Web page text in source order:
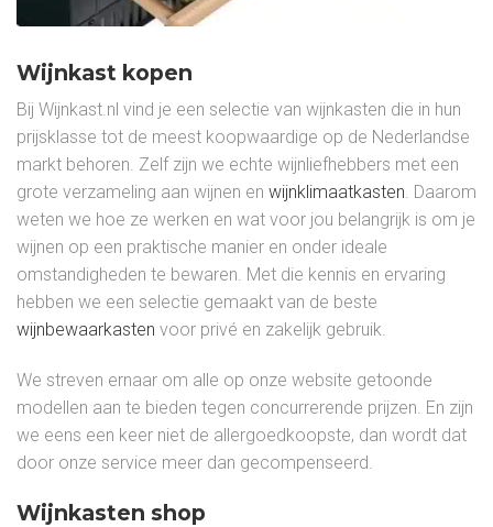
Wijnkast kopen
Bij Wijnkast.nl vind je een selectie van wijnkasten die in hun
prijsklasse tot de meest koopwaardige op de Nederlandse
markt behoren. Zelf zijn we echte wijnliefhebbers met een
grote verzameling aan wijnen en wijnklimaatkasten. Daarom
weten we hoe ze werken en wat voor jou belangrijk is om je
wijnen op een praktische manier en onder ideale
omstandigheden te bewaren. Met die kennis en ervaring
hebben we een selectie gemaakt van de beste
wijnbewaarkasten voor privé en zakelijk gebruik.
We streven ernaar om alle op onze website getoonde
modellen aan te bieden tegen concurrerende prijzen. En zijn
we eens een keer niet de allergoedkoopste, dan wordt dat
door onze service meer dan gecompenseerd.
Wijnkasten shop